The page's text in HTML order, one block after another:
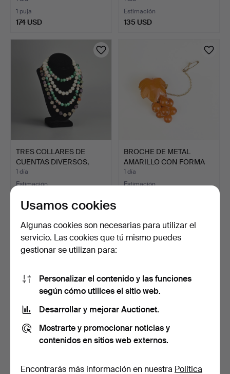
1 puja
174 USD
Estimación
135 USD
TRES COLLARES DE
CUENTAS DIVERSOS,
AMATIST…
1 día
Estimación
BROCHE DE METAL
AMARILLO CON FORMA
DE UVAS…
1 día
Estimación
TRES COLLARES DE
CUENTAS DE ÁMBAR.
68 USD
COLGANTE DE CORAZÓN
LALIQUE, PULSERA DE
GR…
1 día
42 USD
Usamos cookies
Algunas cookies son necesarias para utilizar el
servicio. Las cookies que tú mismo puedes
gestionar se utilizan para:
Personalizar el contenido y las funciones
según cómo utilices el sitio web.
Desarrollar y mejorar Auctionet.
Mostrarte y promocionar noticias y
contenidos en sitios web externos.
Encontrarás más información en nuestra Política